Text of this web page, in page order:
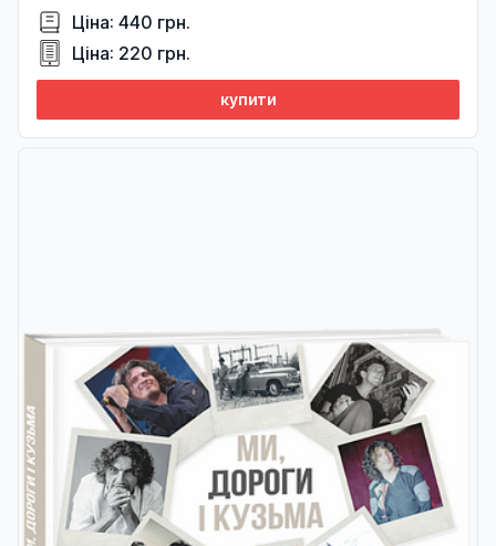
Ціна: 440 грн.
Ціна: 220 грн.
купити